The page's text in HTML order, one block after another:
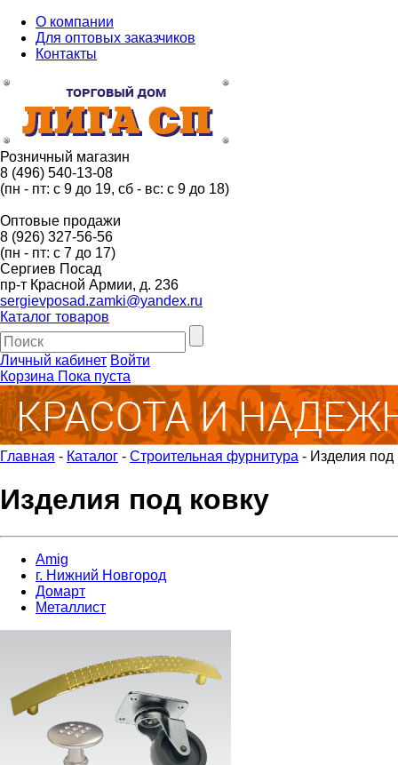
О компании
Для оптовых заказчиков
Контакты
Розничный магазин
8 (496) 540-13-08
(пн - пт: с 9 до 19, сб - вс: с 9 до 18)
Оптовые продажи
8 (926) 327-56-56
(пн - пт: с 7 до 17)
Сергиев Посад
пр-т Красной Армии, д. 236
sergievposad.zamki@yandex.ru
Каталог товаров
Личный кабинет Войти
Корзина Пока пуста
Главная - Каталог - Строительная фурнитура - Изделия под
Изделия под ковку
Amig
г. Нижний Новгород
Домарт
Металлист